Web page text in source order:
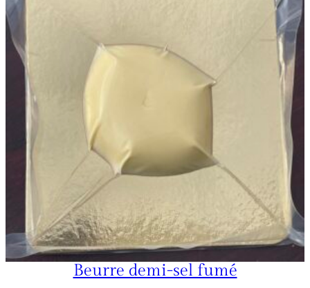
Beurre demi-sel fumé